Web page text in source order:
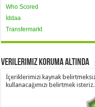
Who Scored
İddaa
Transfermarkt
Verilerimiz Koruma Altında
İçeriklerimizi kaynak
kullanacağımızı belirtmek isteriz.